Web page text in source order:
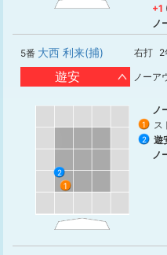
+1
ノ
5番 大西 利来(捕) 右打 2
遊安 ノーア
1
2
ノ
1 ス
2
遊
ノ